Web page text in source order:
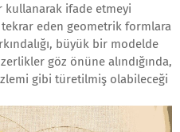
kullanarak ifade etmeyi
eden geometrik formlara
büyük bir modelde
göz önüne alındığında,
gibi türetilmiş olabileceği